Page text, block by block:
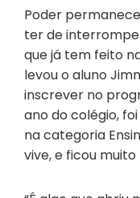
Poder
ter de
que já tem feito
levou o aluno
inscrever no
ano do colégio,
na categoria
vive, e ficou